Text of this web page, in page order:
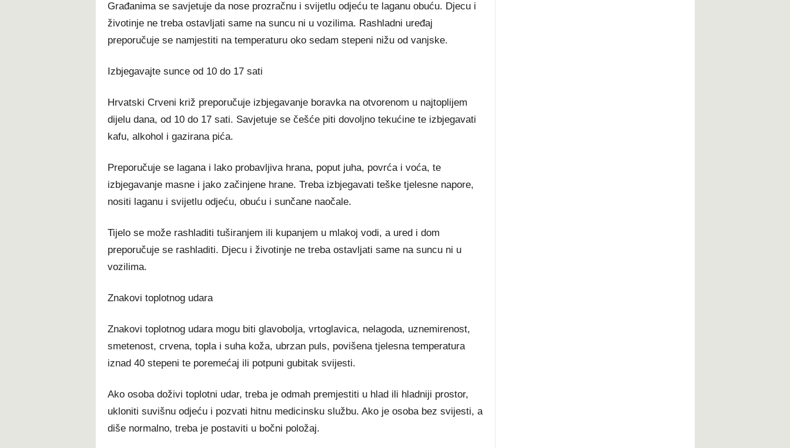
Građanima se savjetuje da nose prozračnu i svijetlu odjeću te laganu obuću. Djecu i
životinje ne treba ostavljati same na suncu ni u vozilima. Rashladni uređaj
preporučuje se namjestiti na temperaturu oko sedam stepeni nižu od vanjske.
Izbjegavajte sunce od 10 do 17 sati
Hrvatski Crveni križ preporučuje izbjegavanje boravka na otvorenom u najtoplijem
dijelu dana, od 10 do 17 sati. Savjetuje se češće piti dovoljno tekućine te izbjegavati
kafu, alkohol i gazirana pića.
Preporučuje se lagana i lako probavljiva hrana, poput juha, povrća i voća, te
izbjegavanje masne i jako začinjene hrane. Treba izbjegavati teške tjelesne napore,
nositi laganu i svijetlu odjeću, obuću i sunčane naočale.
Tijelo se može rashladiti tuširanjem ili kupanjem u mlakoj vodi, a ured i dom
preporučuje se rashladiti. Djecu i životinje ne treba ostavljati same na suncu ni u
vozilima.
Znakovi toplotnog udara
Znakovi toplotnog udara mogu biti glavobolja, vrtoglavica, nelagoda, uznemirenost,
smetenost, crvena, topla i suha koža, ubrzan puls, povišena tjelesna temperatura
iznad 40 stepeni te poremećaj ili potpuni gubitak svijesti.
Ako osoba doživi toplotni udar, treba je odmah premjestiti u hlad ili hladniji prostor,
ukloniti suvišnu odjeću i pozvati hitnu medicinsku službu. Ako je osoba bez svijesti, a
diše normalno, treba je postaviti u bočni položaj.